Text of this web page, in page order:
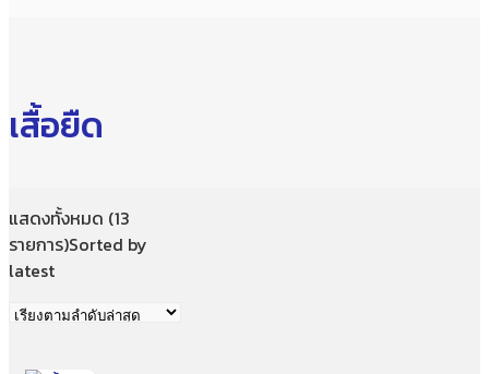
เสื้อยืด
แสดงทั้งหมด (13
รายการ)Sorted by
latest